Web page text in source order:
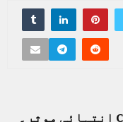
ہندسان کی تیار کردہ Covaxin انتہائی موثر۔